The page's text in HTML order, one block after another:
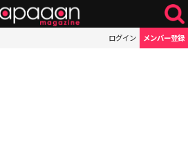
ログイン メンバー登録